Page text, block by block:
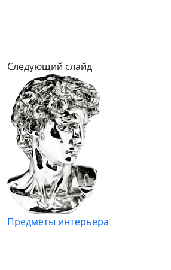
Следующий слайд
Предметы интерьера